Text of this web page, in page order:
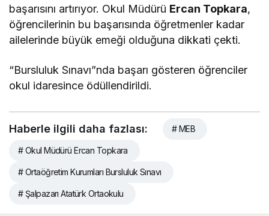
başarısını artırıyor. Okul Müdürü Ercan Topkara,
öğrencilerinin bu başarısında öğretmenler kadar
ailelerinde büyük emeği olduğuna dikkati çekti.
“Bursluluk Sınavı”nda başarı gösteren öğrenciler
okul idaresince ödüllendirildi.
Haberle ilgili daha fazlası: # MEB
# Okul Müdürü Ercan Topkara
# Ortaöğretim Kurumları Bursluluk Sınavı
# Şalpazarı Atatürk Ortaokulu